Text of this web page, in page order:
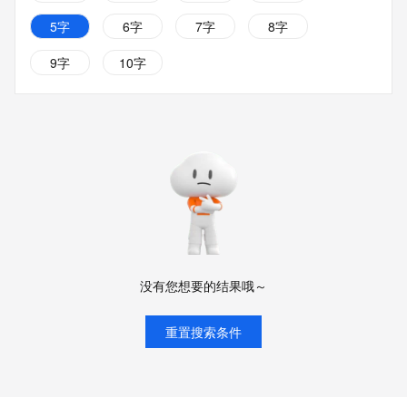
5字
6字 7字
8字
9字
10字
没有您想要的结果哦～
重置搜索条件